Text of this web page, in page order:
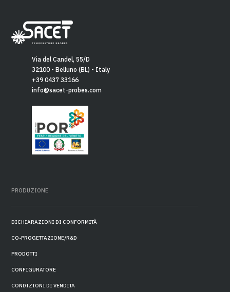
Via del Candel, 55/D
32100 - Belluno (BL) - Italy
+39 0437 33166
info@sacet-probes.com
PRODUZIONE
DICHIARAZIONI DI CONFORMITÀ
CO-PROGETTAZIONE/R&D
PRODOTTI
CONFIGURATORE
CONDIZIONI DI VENDITA